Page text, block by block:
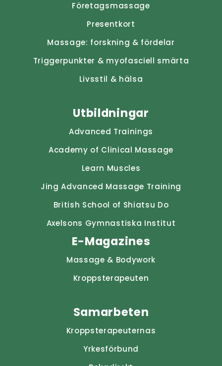
Företagsmassage
Presentkort
Massage: forskning & fördelar
Triggerpunkter & myofasciell smärta
Livsstil & hälsa
Utbildningar
Advanced Trainings
Academy of Clinical Massage
Learn Muscles
Jing Advanced Massage Training
British School of Shiatsu Do
Axelsons Gymnastiska Institut
E-Magazines
Massage & Bodywork
Kroppsterapeuten
Samarbeten
Kroppsterapeuternas
Yrkesförbund